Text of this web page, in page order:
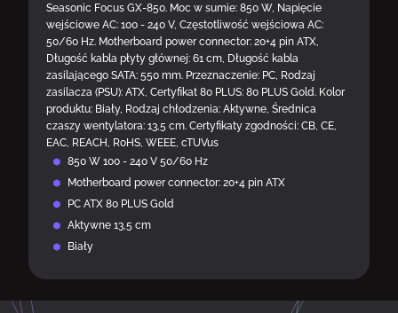
Seasonic Focus GX-850. Moc w sumie: 850 W, Napięcie
wejściowe AC: 100 - 240 V, Częstotliwość wejściowa AC:
50/60 Hz. Motherboard power connector: 20+4 pin ATX,
Długość kabla płyty głównej: 61 cm, Długość kabla
zasilającego SATA: 550 mm. Przeznaczenie: PC, Rodzaj
zasilacza (PSU): ATX, Certyfikat 80 PLUS: 80 PLUS Gold. Kolor
produktu: Biały, Rodzaj chłodzenia: Aktywne, Średnica
czaszy wentylatora: 13,5 cm. Certyfikaty zgodności: CB, CE,
EAC, REACH, RoHS, WEEE, cTUVus
850 W 100 - 240 V 50/60 Hz
Motherboard power connector: 20+4 pin ATX
PC ATX 80 PLUS Gold
Aktywne 13,5 cm
Biały